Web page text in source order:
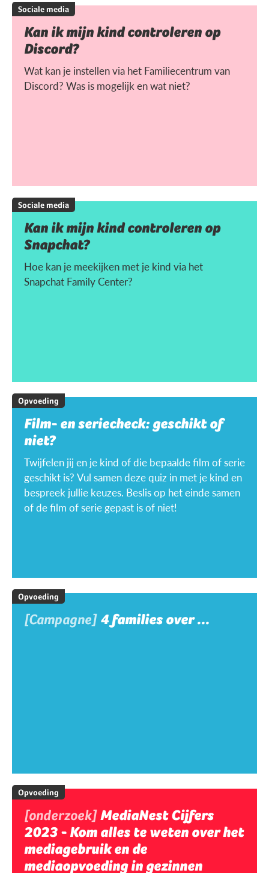
Sociale media
Kan ik mijn kind controleren op
Discord?
Wat kan je instellen via het Familiecentrum van
Discord? Was is mogelijk en wat niet?
Sociale media
Kan ik mijn kind controleren op
Snapchat?
Hoe kan je meekijken met je kind via het
Snapchat Family Center?
Opvoeding
Film- en seriecheck: geschikt of
niet?
Twijfelen jij en je kind of die bepaalde film of serie
geschikt is? Vul samen deze quiz in met je kind en
bespreek jullie keuzes. Beslis op het einde samen
of de film of serie gepast is of niet!
Opvoeding
[Campagne] 4 families over ...
Opvoeding
[onderzoek]MediaNest Cijfers
2023 - Kom alles te weten over het
mediagebruik en de
mediaopvoeding in gezinnen